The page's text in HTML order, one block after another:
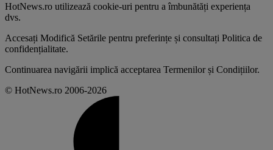
HotNews.ro utilizează cookie-uri pentru a îmbunătăți experiența
dvs.
Accesați Modifică Setările pentru preferințe și consultați Politica de
confidențialitate.
Continuarea navigării implică acceptarea Termenilor și Condițiilor.
© HotNews.ro 2006-2026